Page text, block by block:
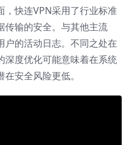
，快连VPN采用了行业标准
传输的安全。与其他主流
户的活动日志。不同之处在
度优化可能意味着在系统
安全风险更低。